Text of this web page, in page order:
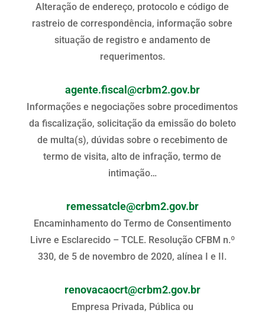
Alteração de endereço, protocolo e código de
rastreio de correspondência, informação sobre
situação de registro e andamento de
requerimentos.
agente.fiscal@crbm2.gov.br
Informações e negociações sobre procedimentos
da fiscalização, solicitação da emissão do boleto
de multa(s), dúvidas sobre o recebimento de
termo de visita, alto de infração, termo de
intimação…
remessatcle@crbm2.gov.br
Encaminhamento do Termo de Consentimento
Livre e Esclarecido – TCLE. Resolução CFBM n.º
330, de 5 de novembro de 2020, alínea I e II.
renovacaocrt@crbm2.gov.br
Empresa Privada, Pública ou